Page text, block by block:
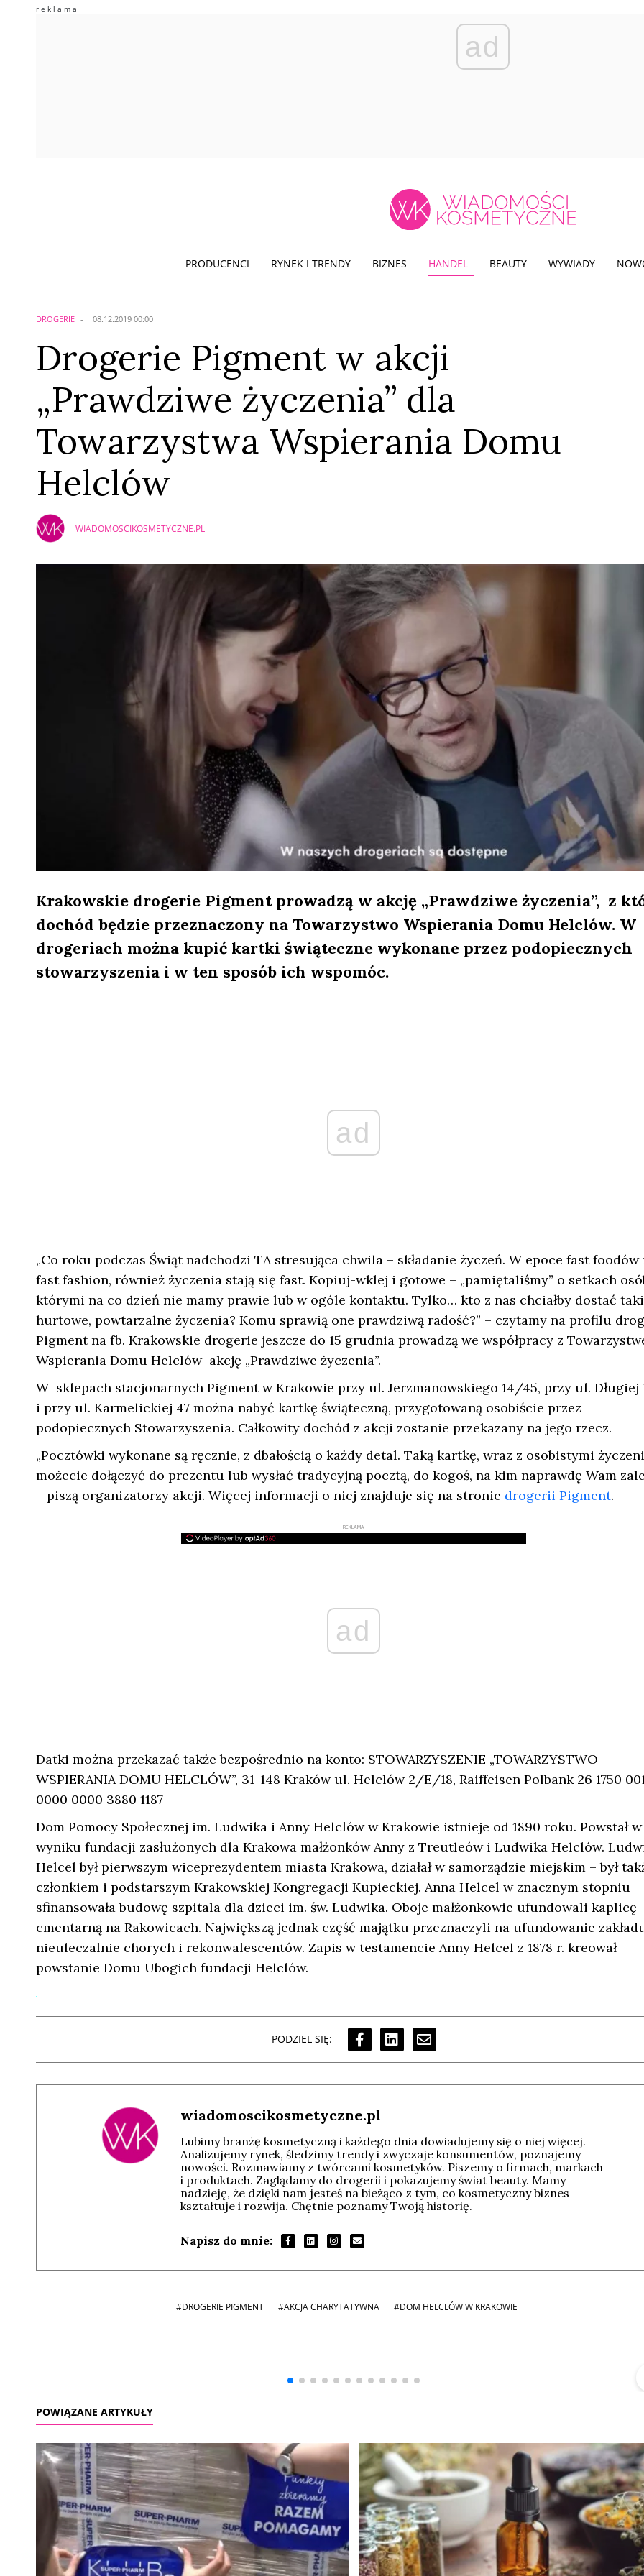
ad
PRODUCENCI RYNEK I TRENDY BIZNES HANDEL BEAUTY WYWIADY
DROGERIE 08.12.2019 00:00
Drogerie Pigment w akcji
„Prawdziwe życzenia” dla
Towarzystwa Wspierania Domu
Helclów
WIADOMOSCIKOSMETYCZNE.PL
Krakowskie drogerie Pigment prowadzą w akcję „Prawdziwe życzenia”, z
dochód będzie przeznaczony na Towarzystwo Wspierania Domu Helclów. W
drogeriach można kupić kartki świąteczne wykonane przez podopiecznych
stowarzyszenia i w ten sposób ich wspomóc.
ad
„Co roku podczas Świąt nadchodzi TA stresująca chwila – składanie życzeń. W epoce fast foodów
fast fashion, również życzenia stają się fast. Kopiuj-wklej i gotowe – „pamiętaliśmy” o setkach
którymi na co dzień nie mamy prawie lub w ogóle kontaktu. Tylko… kto z nas chciałby dostać
hurtowe, powtarzalne życzenia? Komu sprawią one prawdziwą radość?” – czytamy na profilu
Pigment na fb. Krakowskie drogerie jeszcze do 15 grudnia prowadzą we współpracy z
Wspierania Domu Helclów akcję „Prawdziwe życzenia”.
W sklepach stacjonarnych Pigment w Krakowie przy ul. Jerzmanowskiego 14/45, przy ul. Długiej
i przy ul. Karmelickiej 47 można nabyć kartkę świąteczną, przygotowaną osobiście przez
podopiecznych Stowarzyszenia. Całkowity dochód z akcji zostanie przekazany na jego rzecz.
„Pocztówki wykonane są ręcznie, z dbałością o każdy detal. Taką kartkę, wraz z osobistymi
możecie dołączyć do prezentu lub wysłać tradycyjną pocztą, do kogoś, na kim naprawdę Wam
– piszą organizatorzy akcji. Więcej informacji o niej znajduje się na stronie drogerii Pigment.
REKLAMA
ad
Datki można przekazać także bezpośrednio na konto: STOWARZYSZENIE „TOWARZYSTWO
WSPIERANIA DOMU HELCLÓW”, 31-148 Kraków ul. Helclów 2/E/18, Raiffeisen Polbank 26 1750
0000 0000 3880 1187
Dom Pomocy Społecznej im. Ludwika i Anny Helclów w Krakowie istnieje od 1890 roku. Powstał w
wyniku fundacji zasłużonych dla Krakowa małżonków Anny z Treutleów i Ludwika Helclów.
Helcel był pierwszym wiceprezydentem miasta Krakowa, działał w samorządzie miejskim – był
członkiem i podstarszym Krakowskiej Kongregacji Kupieckiej. Anna Helcel w znacznym stopniu
sfinansowała budowę szpitala dla dzieci im. św. Ludwika. Oboje małżonkowie ufundowali kaplicę
cmentarną na Rakowicach. Największą jednak część majątku przeznaczyli na ufundowanie
nieuleczalnie chorych i rekonwalescentów. Zapis w testamencie Anny Helcel z 1878 r. kreował
powstanie Domu Ubogich fundacji Helclów.
PODZIEL SIĘ:
wiadomoscikosmetyczne.pl
Lubimy branżę kosmetyczną i każdego dnia dowiadujemy się o niej więcej.
Analizujemy rynek, śledzimy trendy i zwyczaje konsumentów, poznajemy
nowości. Rozmawiamy z twórcami kosmetyków. Piszemy o firmach, markach
i produktach. Zaglądamy do drogerii i pokazujemy świat beauty. Mamy
nadzieję, że dzięki nam jesteś na bieżąco z tym, co kosmetyczny biznes
kształtuje i rozwija. Chętnie poznamy Twoją historię.
Napisz do mnie:
#DROGERIE PIGMENT #AKCJA CHARYTATYWNA #DOM HELCLÓW W KRAKOWIE
POWIĄZANE ARTYKUŁY